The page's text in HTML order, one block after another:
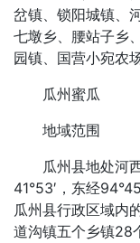
岔镇、锁阳城镇、
七墩乡、腰站子乡
园镇、国营小宛农
瓜州蜜瓜
地域范围
瓜州县地处河西
41°53′，东经
瓜州县行政区域内
道沟镇五个乡镇28